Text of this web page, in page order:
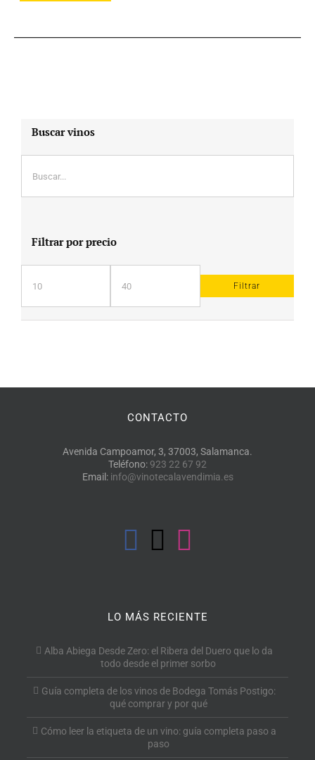
Buscar vinos
Filtrar por precio
Precio
mínimo
Precio
máximo
Filtrar
CONTACTO
Avenida Campoamor, 3, 37003, Salamanca.
Teléfono: 923 22 67 92
Email: info@vinotecalavendimia.es
LO MÁS RECIENTE
Alba Abiega Desde Zero: el Ribera del Duero que lo da
todo desde el primer sorbo
Guía completa de los vinos de Bodega Tomás Postigo:
qué comprar y por qué
Cómo leer la etiqueta de un vino: guía completa paso a
paso